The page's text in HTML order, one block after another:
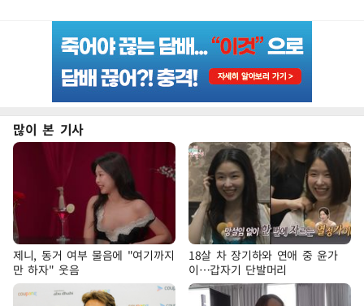
많이 본 기사
제니, 동거 여부 물음에 "여기까지
만 하자" 웃음
18살 차 장기하와 연애 중 윤가
이…갑자기 단발머리